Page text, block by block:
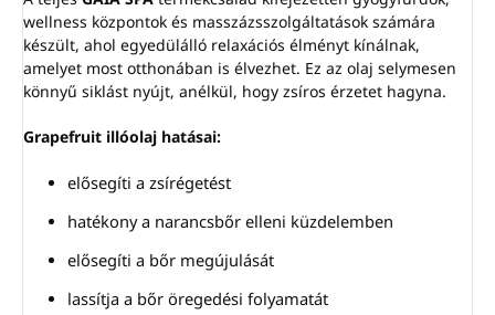
wellness központok és masszázsszolgáltatások számára
készült, ahol egyedülálló relaxációs élményt kínálnak,
amelyet most otthonában is élvezhet. Ez az olaj selymesen
könnyű siklást nyújt, anélkül, hogy zsíros érzetet hagyna.
Grapefruit illóolaj hatásai:
elősegíti a zsírégetést
hatékony a narancsbőr elleni küzdelemben
elősegíti a bőr megújulását
lassítja a bőr öregedési folyamatát